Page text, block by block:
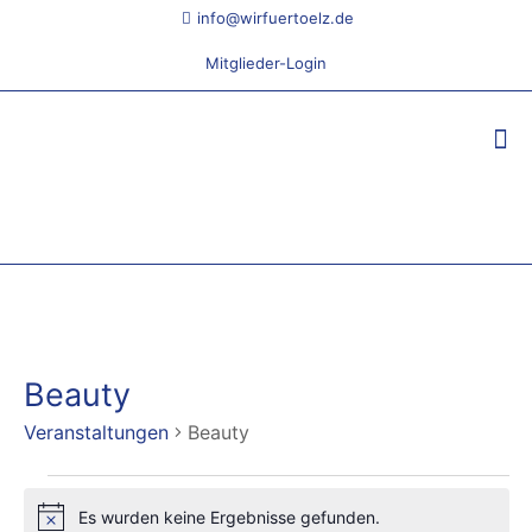
info@wirfuertoelz.de
Mitglieder-Login
Beauty
Veranstaltungen Beauty
HinweisEs wurden keine Ergebnisse gefunden.